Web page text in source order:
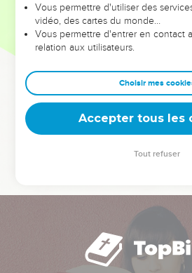
et les saisons difficiles qu'ils ont
sont elles qui les ont
Dans cette conférence, leaders,
clés pour avancer avec plus de
deviennent vos tremplins. Que vous
équipe, un groupe ou une famille,
Vous permettre d'utiliser des
vidéo, des cartes du monde…
Vous permettre d'entrer en contact
relation aux utilisateurs.
Choisir mes
Accepter tous les
Tout refuser